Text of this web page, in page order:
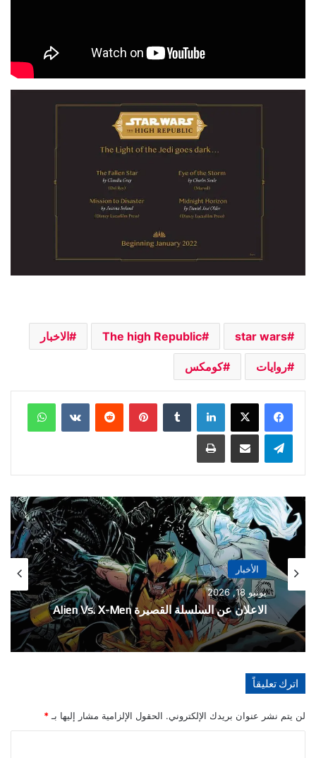
star wars
The high Republic الاخبار
روايات كومكس
لينكدإن بينتيريست
تيلقرام مشاركة عبر البريد طباعة
الأخبار
يونيو 18, 2026
الاعلان عن السلسلة القصيرة Alien Vs. X-Men
الأخبار
مايو 21, 2026
تفاصيل احتفالية العدد 1000 من سلسلة The
Amazing Spider-Man
اترك تعليقاً
لن يتم نشر عنوان بريدك الإلكتروني. الحقول الإلزامية مشار إليها بـ *